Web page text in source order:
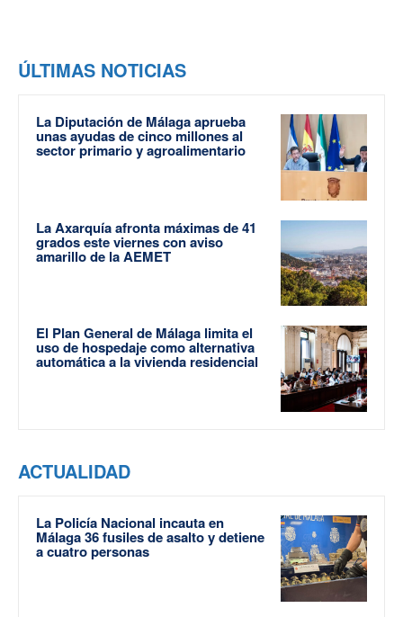
ÚLTIMAS NOTICIAS
La Diputación de Málaga aprueba
unas ayudas de cinco millones al
sector primario y agroalimentario
La Axarquía afronta máximas de 41
grados este viernes con aviso
amarillo de la AEMET
El Plan General de Málaga limita el
uso de hospedaje como alternativa
automática a la vivienda residencial
ACTUALIDAD
La Policía Nacional incauta en
Málaga 36 fusiles de asalto y detiene
a cuatro personas